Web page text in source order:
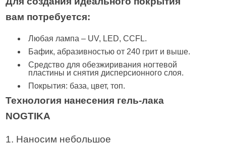
вам потребуется:
Любая лампа – UV, LED, CCFL.
Бафик, абразивностью от 240 грит и выше.
Средство для обезжиривания ногтевой
пластины и снятия дисперсионного слоя.
Покрытия: база, цвет, топ.
Технология нанесения гель-лака
NOGTIKA
1. Наносим небольшое